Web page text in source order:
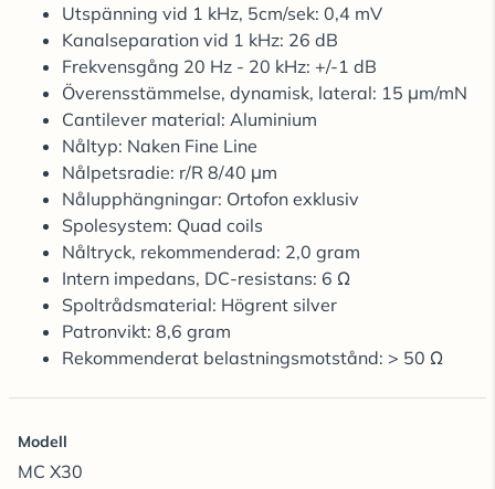
Utspänning vid 1 kHz, 5cm/sek: 0,4 mV
Kanalseparation vid 1 kHz: 26 dB
Frekvensgång 20 Hz - 20 kHz: +/-1 dB
Överensstämmelse, dynamisk, lateral: 15 μm/mN
Cantilever material: Aluminium
Nåltyp: Naken Fine Line
Nålpetsradie: r/R 8/40 μm
Nålupphängningar: Ortofon exklusiv
Spolesystem: Quad coils
Nåltryck, rekommenderad: 2,0 gram
Intern impedans, DC-resistans: 6 Ω
Spoltrådsmaterial: Högrent silver
Patronvikt: 8,6 gram
Rekommenderat belastningsmotstånd: > 50 Ω
Modell
MC X30